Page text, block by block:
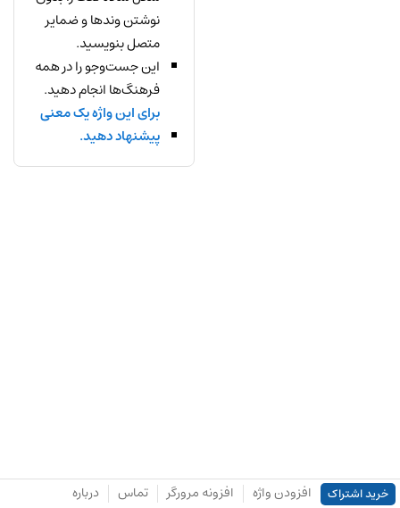
نوشتن وندها و ضمایر
متصل بنویسید.
این جست‌وجو را در همه
فرهنگ‌ها انجام دهید.
برای این واژه یک معنی
پیشنهاد دهید.
خرید اشتراک افزودن واژه افزونه مرورگر تماس درباره